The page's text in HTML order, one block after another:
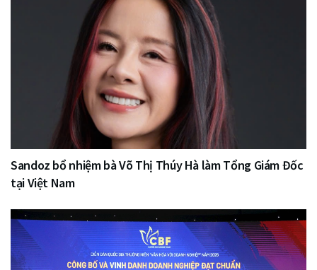
Sandoz bổ nhiệm bà Võ Thị Thúy Hà làm Tổng Giám Đốc
tại Việt Nam